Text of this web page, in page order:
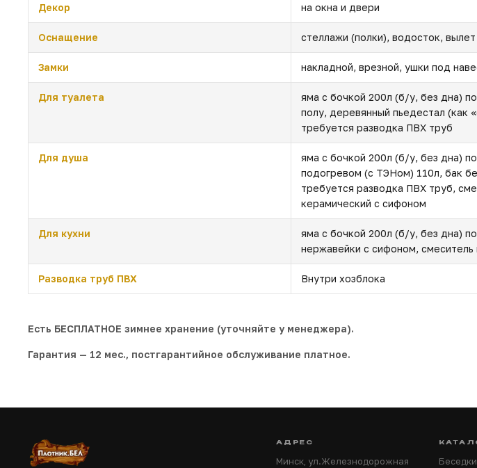
Декор на окна и двери
Оснащение стеллажи (полки), водосток, вылет
Замки накладной, врезной, ушки под
Для туалета
яма с бочкой 200л (б/у, без дна)
полу, деревянный пьедестал (как
требуется разводка ПВХ труб
Для душа
яма с бочкой 200л (б/у, без дна)
подогревом (с ТЭНом) 110л, бак
требуется разводка ПВХ труб,
керамический с сифоном
Для кухни
яма с бочкой 200л (б/у, без дна)
нержавейки с сифоном,
Разводка труб ПВХ Внутри хозблока
Есть БЕСПЛАТНОЕ зимнее хранение (уточняйте у менеджера).
Гарантия — 12 мес., постгарантийное обслуживание платное.
АДРЕС
Минск, ул.Железнодорожная